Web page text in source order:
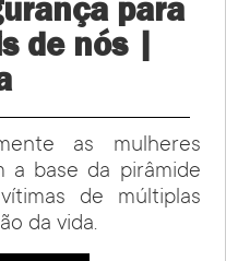
de nós |
as mulheres
a base da pirâmide
de múltiplas
da vida.